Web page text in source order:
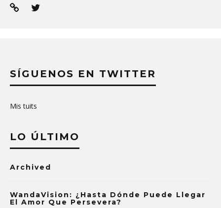
SÍGUENOS EN TWITTER
Mis tuits
LO ÚLTIMO
Archived
WandaVision: ¿Hasta Dónde Puede Llegar
El Amor Que Persevera?